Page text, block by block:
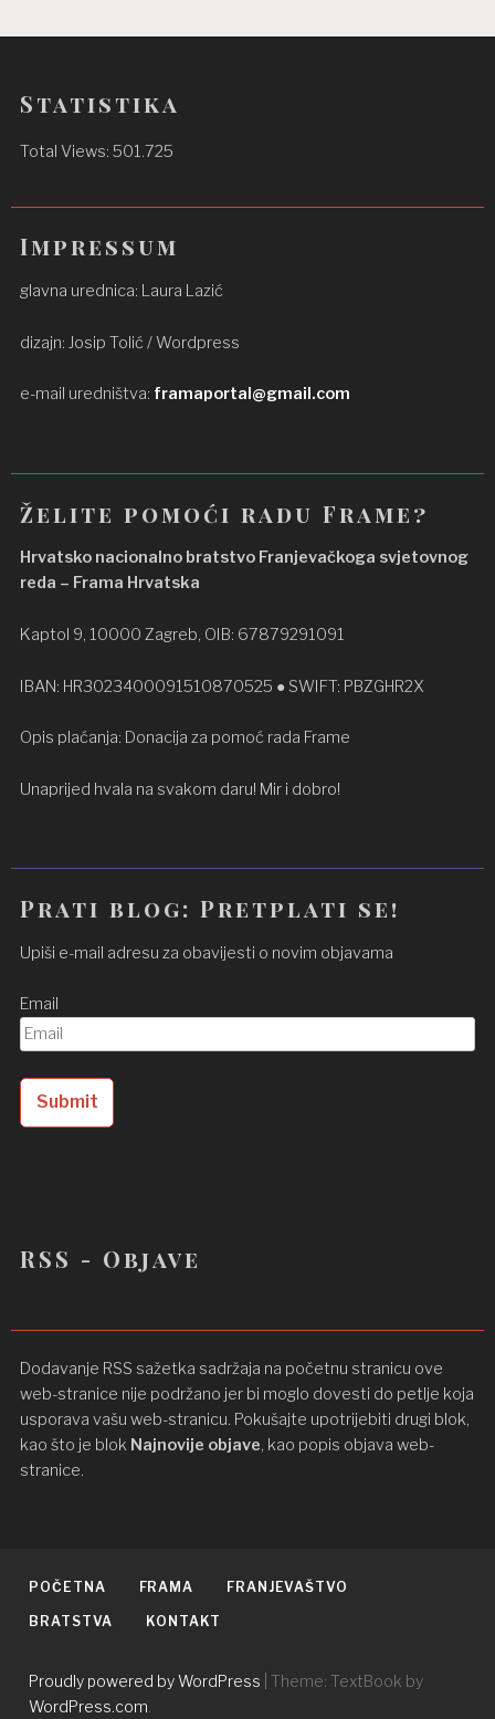
Statistika
Total Views:501.725
Impressum
glavna urednica: Laura Lazić
dizajn: Josip Tolić / Wordpress
e-mail uredništva: framaportal@gmail.com
Želite pomoći radu Frame?
Hrvatsko nacionalno bratstvo Franjevačkoga svjetovnog
reda – Frama Hrvatska
Kaptol 9, 10000 Zagreb, OIB: 67879291091
IBAN: HR3023400091510870525 ● SWIFT: PBZGHR2X
Opis plaćanja: Donacija za pomoć rada Frame
Unaprijed hvala na svakom daru! Mir i dobro!
Prati blog: Pretplati se!
Upiši e-mail adresu za obavijesti o novim objavama
Email
RSS - Objave
Dodavanje RSS sažetka sadržaja na početnu stranicu ove
web-stranice nije podržano jer bi moglo dovesti do petlje koja
usporava vašu web-stranicu. Pokušajte upotrijebiti drugi blok,
kao što je blok Najnovije objave, kao popis objava ​​web-
stranice.
POČETNA FRAMA FRANJEVAŠTVO
BRATSTVA KONTAKT
Proudly powered by WordPress
Theme: TextBook by
WordPress.com.